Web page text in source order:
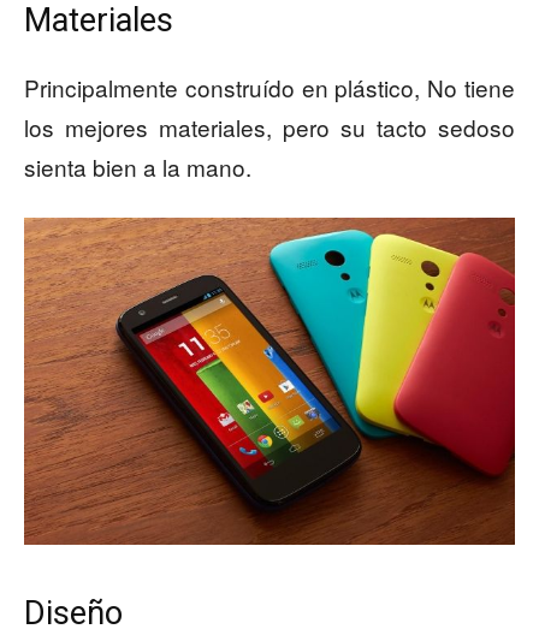
Materiales
Principalmente construído en plástico, No tiene
los mejores materiales, pero su tacto sedoso
sienta bien a la mano.
Diseño